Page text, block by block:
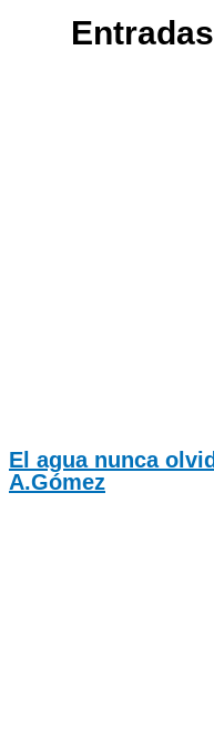
El agua nunca
A.Gómez